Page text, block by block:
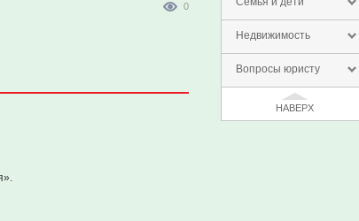
Недвижимость
Вопросы юристу
НАВЕРХ
0